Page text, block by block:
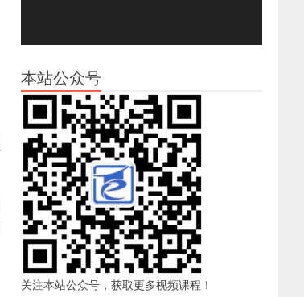
本站公众号
关注本站公众号，获取更多视频课程！